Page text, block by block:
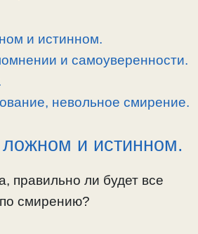
и истинном.
и самоуверенности.
невольное смирение.
и истинном.
правильно ли будет все
смирению?